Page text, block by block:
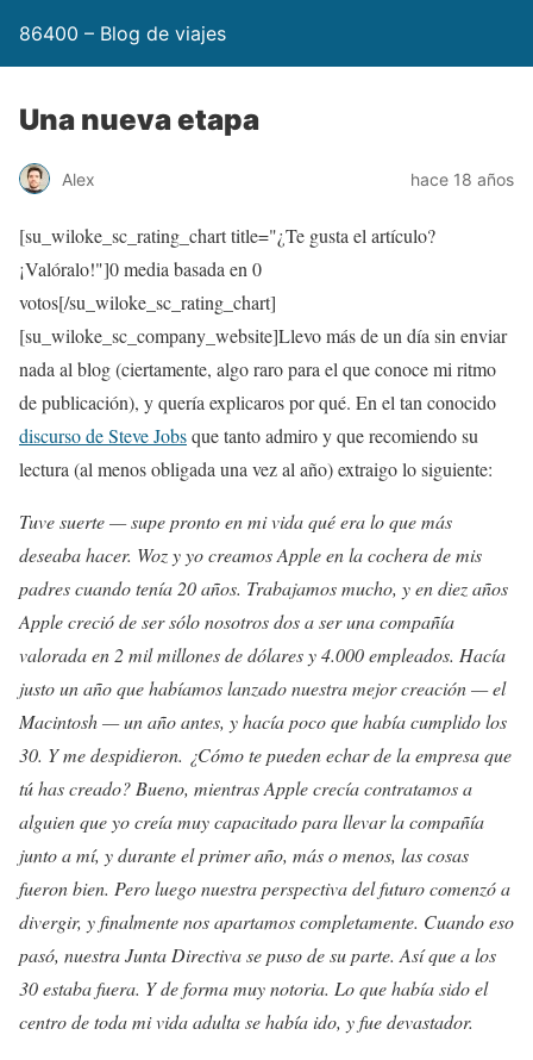
86400 – Blog de viajes
Una nueva etapa
Alex hace 18 años
[su_wiloke_sc_rating_chart title="¿Te gusta el artículo?
¡Valóralo!"]0media basada en 0
votos[/su_wiloke_sc_rating_chart]
[su_wiloke_sc_company_website]Llevo más de un día sin enviar
nada al blog (ciertamente, algo raro para el que conoce mi ritmo
de publicación), y quería explicaros por qué. En el tan conocido
discurso de Steve Jobsque tanto admiro y que recomiendo su
lectura (al menos obligada una vez al año) extraigo lo siguiente:
Tuve suerte — supe pronto en mi vida qué era lo que más
deseaba hacer. Woz y yo creamos Apple en la cochera de mis
padres cuando tenía 20 años. Trabajamos mucho, y en diez años
Apple creció de ser sólo nosotros dos a ser una compañía
valorada en 2 mil millones de dólares y 4.000 empleados. Hacía
justo un año que habíamos lanzado nuestra mejor creación — el
Macintosh — un año antes, y hacía poco que había cumplido los
30. Y me despidieron. ¿Cómo te pueden echar de la empresa que
tú has creado? Bueno, mientras Apple crecía contratamos a
alguien que yo creía muy capacitado para llevar la compañía
junto a mí, y durante el primer año, más o menos, las cosas
fueron bien. Pero luego nuestra perspectiva del futuro comenzó a
divergir, y finalmente nos apartamos completamente. Cuando eso
pasó, nuestra Junta Directiva se puso de su parte. Así que a los
30 estaba fuera. Y de forma muy notoria. Lo que había sido el
centro de toda mi vida adulta se había ido, y fue devastador.